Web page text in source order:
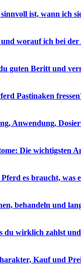
ist, wann ich
worauf ich bei der
guten Beritt und
Pastinaken
Anwendung,
Die wichtigsten
es braucht,
behandeln und
du wirklich zahlst
Kauf und